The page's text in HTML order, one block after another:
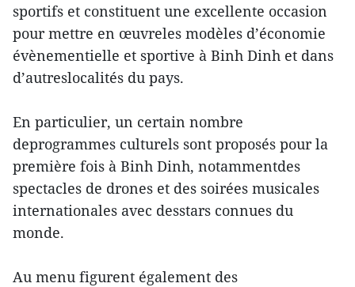
sportifs et constituent une excellente occasion
pour mettre en œuvreles modèles d’économie
évènementielle et sportive à Binh Dinh et dans
d’autreslocalités du pays.
En particulier, un certain nombre
deprogrammes culturels sont proposés pour la
première fois à Binh Dinh, notammentdes
spectacles de drones et des soirées musicales
internationales avec desstars connues du
monde.
Au menu figurent également des